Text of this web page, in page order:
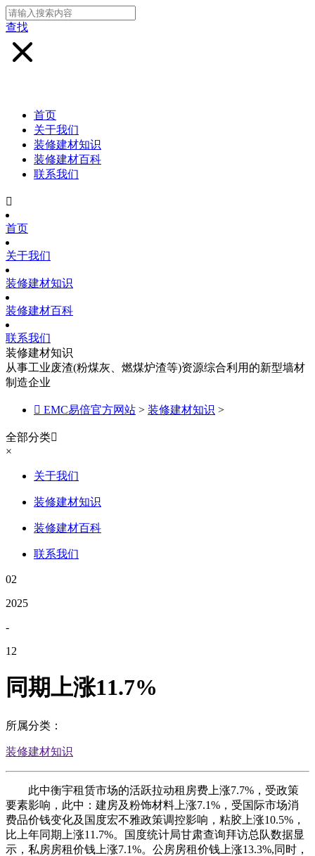
查找
首页
关于我们
装修建材知识
装修建材百科
联系我们

首页
关于我们
装修建材知识
装修建材百科
联系我们
装修建材知识
从事工业废渣(粉煤灰、燃煤炉渣等)资源综合利用的新型墙材
制造企业
 EMC易倍官方网站 > 装修建材知识 >
全部分类
×
关于我们
装修建材知识
装修建材百科
联系我们
02
2025
-
12
同期上涨11.7%
所属分类：
装修建材知识
此中衡宇租赁市场的活跃拉动租房费上涨7.7%，受政策
要素影响，此中：建房及粉饰材料上涨7.1%，受国际市场消
费品价钱变化及国度宏不雅政策调控影响，粘胶上涨10.5%，
比上年同期上涨11.7%。国度统计局甘肃查询拜访总队数据显
示，私房房租价钱上涨7.1%。公房房租价钱上涨13.3%,同时，